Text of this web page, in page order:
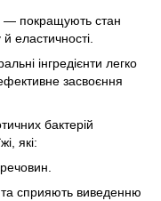
— покращують стан
еластичності.
інгредієнти легко
засвоєння
бактерій
які:
сприяють виведенню